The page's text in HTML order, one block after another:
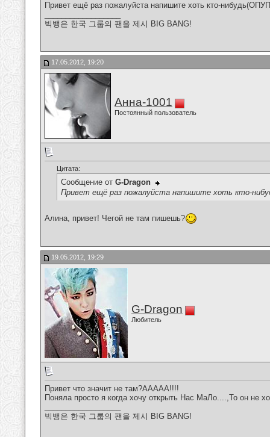
Привет ещё раз пожалуйста напишите хоть кто-
빅뱅은 한국 그룹의 팬을 제시 BIG BANG!
17.05.2012, 19:20
Анна-1001
Постоянный пользователь
Цитата:
Сообщение от G-Dragon
Привет ещё раз пожалуйста напишите хоть кто-
Алина, привет! Чегой не там пишешь?
19.05.2012, 19:29
G-Dragon
Любитель
Привет что значит не там?ААААА!!!!
Поняла просто я когда хочу открыть Нас МаЛо....,То он не
빅뱅은 한국 그룹의 팬을 제시 BIG BANG!